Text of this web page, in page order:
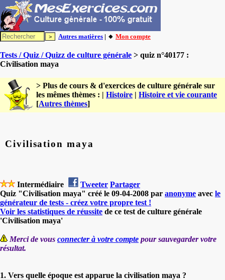
Autres matières | 🔸 Mon compte
Tests / Quiz / Quizz de culture générale > quiz n°40177 :
Civilisation maya
> Plus de cours & d'exercices de culture générale sur
les mêmes thèmes : | Histoire | Histoire et vie courante
[Autres thèmes]
Civilisation maya
Intermédiaire Tweeter Partager
Quiz "Civilisation maya" créé le 09-04-2008 par anonyme avec le
générateur de tests - créez votre propre test !
Voir les statistiques de réussite de ce test de culture générale
'Civilisation maya'
Merci de vous connecter à votre compte pour sauvegarder votre
résultat.
1. Vers quelle époque est apparue la civilisation maya ?